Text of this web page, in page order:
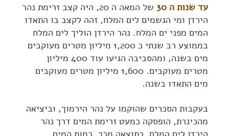
עד שנות ה 30
של המאה ה 20, היה קצב זרימת נהר
הירדן ומי הגשמים לים המלח, זהה לקצב בו התאדו
המים מפני ים המלח. נהר הירדן הוליך לים המלח
בממוצע רב שנתי כ 1,200 מיליון מטרים מעוקבים
מים בשנה, ומהסביבה הגיעו עוד 400 מיליון
מטרים מעוקבים. 1,600 מיליון מטרים מעוקבים
מים התאדו בשנה.
בעקבות הסכרים שהוקמו על נהר הירמוך, וביציאה
מהכינרת, הופסקה כמעט זרימת המים דרך נהר